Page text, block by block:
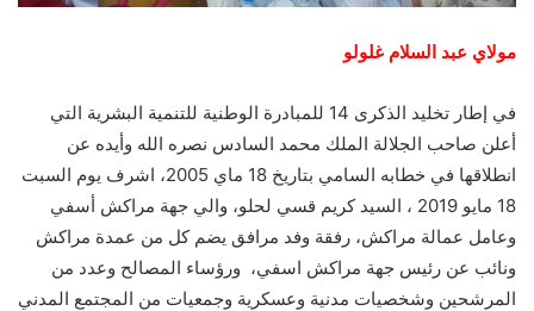
مولاي عبد السلام غلولو
في إطار تخليد الذكرى 14 للمبادرة الوطنية للتنمية البشرية التي
أعلن صاحب الجلالة الملك محمد السادس نصره الله وأيده عن
انطلاقها في خطابه السامي بتاريخ 18 ماي 2005، اشرف يوم السبت
18 مايو 2019 ، السيد كريم قسي لحلو، والي جهة مراكش أسفي
وعامل عمالة مراكش، رفقة وفد مرافق يضم كل من عمدة مراكش
ونائب عن رئيس جهة مراكش اسفي، ورؤساء المصالح وعدد من
المرشحين وشخصيات مدنية وعسكرية وجمعيات من المجتمع المدني